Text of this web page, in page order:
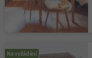
Na vyžádání